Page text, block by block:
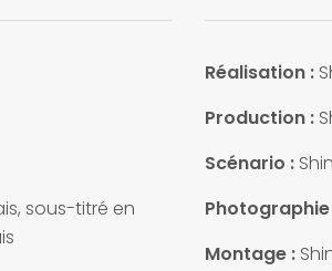
sous-titré en
Réalisation :
Production :
Scénario :
Photographie
Montage :